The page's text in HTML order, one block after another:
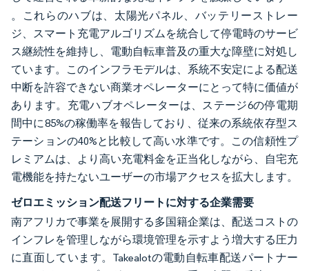
。これらのハブは、太陽光パネル、バッテリーストレー
ジ、スマート充電アルゴリズムを統合して停電時のサービ
ス継続性を維持し、電動自転車普及の重大な障壁に対処し
ています。このインフラモデルは、系統不安定による配送
中断を許容できない商業オペレーターにとって特に価値が
あります。充電ハブオペレーターは、ステージ6の停電期
間中に85%の稼働率を報告しており、従来の系統依存型ス
テーションの40%と比較して高い水準です。この信頼性プ
レミアムは、より高い充電料金を正当化しながら、自宅充
電機能を持たないユーザーの市場アクセスを拡大します。
ゼロエミッション配送フリートに対する企業需要
南アフリカで事業を展開する多国籍企業は、配送コストの
インフレを管理しながら環境管理を示すよう増大する圧力
に直面しています。Takealotの電動自転車配送パートナー